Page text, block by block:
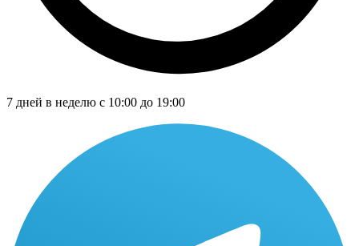
7 дней в неделю с 10:00 до 19:00